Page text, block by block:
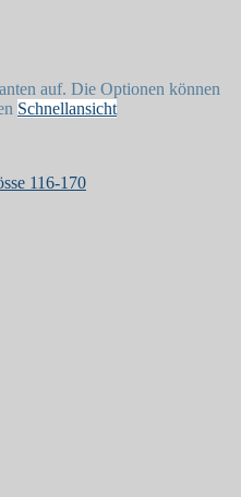
auf. Die Optionen können
Schnellansicht
116-170